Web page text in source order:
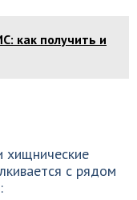
как получить и
хищнические
с рядом